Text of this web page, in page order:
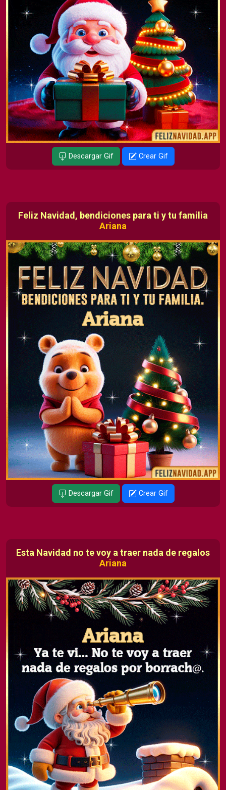
Descargar Gif Crear Gif
Feliz Navidad, bendiciones para ti y tu familia
Ariana
Descargar Gif Crear Gif
Esta Navidad no te voy a traer nada de regalos
Ariana